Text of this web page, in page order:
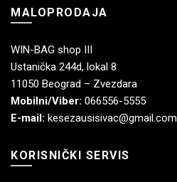
MALOPRODAJA
WIN-BAG shop III
Ustanička 244d, lokal 8
11050 Beograd – Zvezdara
Mobilni/Viber: 066556-5555
E-mail: kesezausisivac@gmail.com
KORISNIČKI SERVIS